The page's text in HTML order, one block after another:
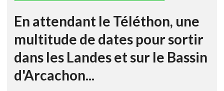
En attendant le Téléthon, une
multitude de dates pour sortir
dans les Landes et sur le Bassin
d'Arcachon...